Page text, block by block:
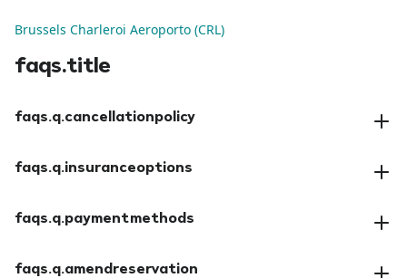
Brussels Charleroi Aeroporto (CRL)
faqs.title
faqs.q.cancellationpolicy
faqs.q.insuranceoptions
faqs.q.paymentmethods
faqs.q.amendreservation